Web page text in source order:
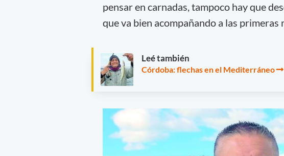
pensar en carnadas, tampoco hay que
que va bien acompañando a las primeras
Leé también
Córdoba: flechas en el Mediterráneo